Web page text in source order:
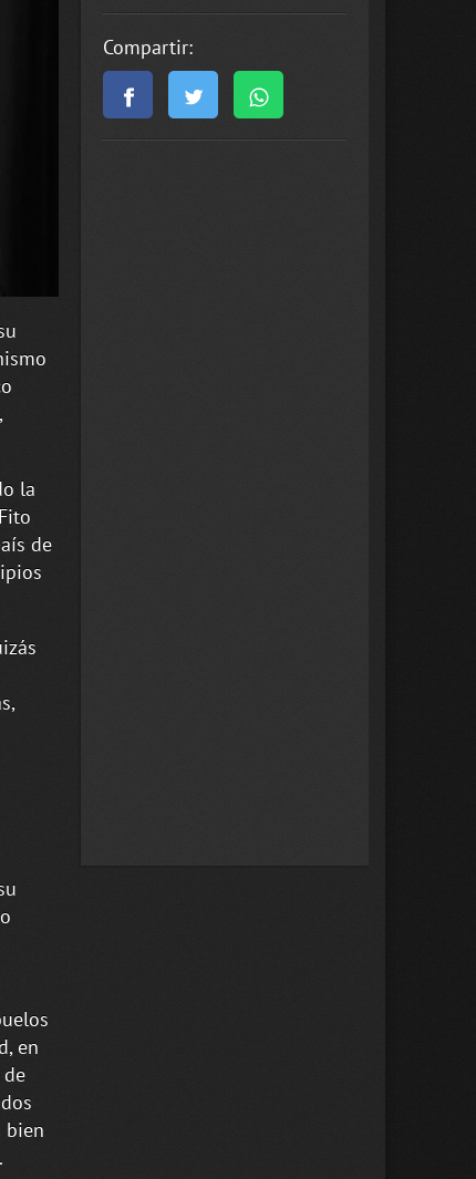
Compartir:
la
de
en
bien